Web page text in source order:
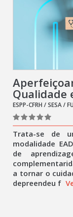
Qualidade
ESPP-CFRH / SESA /
Trata-se de
modalidade
de
a tornar o
depreendeu f